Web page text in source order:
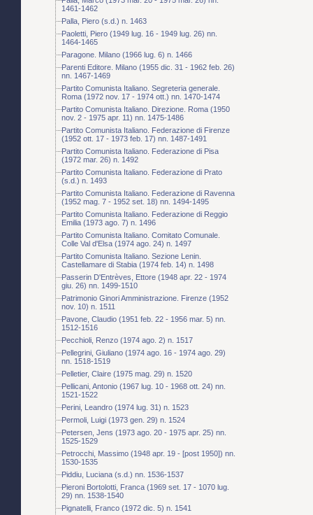
1461-1462
Palla, Piero (s.d.) n. 1463
Paoletti, Piero (1949 lug. 16 - 1949 lug. 26) nn.
1464-1465
Paragone. Milano (1966 lug. 6) n. 1466
Parenti Editore. Milano (1955 dic. 31 - 1962 feb. 26)
nn. 1467-1469
Partito Comunista Italiano. Segreteria generale.
Roma (1972 nov. 17 - 1974 ott.) nn. 1470-1474
Partito Comunista Italiano. Direzione. Roma (1950
nov. 2 - 1975 apr. 11) nn. 1475-1486
Partito Comunista Italiano. Federazione di Firenze
(1952 ott. 17 - 1973 feb. 17) nn. 1487-1491
Partito Comunista Italiano. Federazione di Pisa
(1972 mar. 26) n. 1492
Partito Comunista Italiano. Federazione di Prato
(s.d.) n. 1493
Partito Comunista Italiano. Federazione di Ravenna
(1952 mag. 7 - 1952 set. 18) nn. 1494-1495
Partito Comunista Italiano. Federazione di Reggio
Emilia (1973 ago. 7) n. 1496
Partito Comunista Italiano. Comitato Comunale.
Colle Val d'Elsa (1974 ago. 24) n. 1497
Partito Comunista Italiano. Sezione Lenin.
Castellamare di Stabia (1974 feb. 14) n. 1498
Passerin D'Entrèves, Ettore (1948 apr. 22 - 1974
giu. 26) nn. 1499-1510
Patrimonio Ginori Amministrazione. Firenze (1952
nov. 10) n. 1511
Pavone, Claudio (1951 feb. 22 - 1956 mar. 5) nn.
1512-1516
Pecchioli, Renzo (1974 ago. 2) n. 1517
Pellegrini, Giuliano (1974 ago. 16 - 1974 ago. 29)
nn. 1518-1519
Pelletier, Claire (1975 mag. 29) n. 1520
Pellicani, Antonio (1967 lug. 10 - 1968 ott. 24) nn.
1521-1522
Perini, Leandro (1974 lug. 31) n. 1523
Permoli, Luigi (1973 gen. 29) n. 1524
Petersen, Jens (1973 ago. 20 - 1975 apr. 25) nn.
1525-1529
Petrocchi, Massimo (1948 apr. 19 - [post 1950]) nn.
1530-1535
Piddiu, Luciana (s.d.) nn. 1536-1537
Pieroni Bortolotti, Franca (1969 set. 17 - 1070 lug.
29) nn. 1538-1540
Pignatelli, Franco (1972 dic. 5) n. 1541